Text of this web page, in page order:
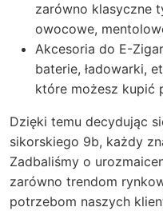
zarówno klasyczne
owocowe,
Akcesoria do E-
baterie, ładowarki,
które możesz kupić
Dzięki temu decydując
sikorskiego 9b, każdy
Zadbaliśmy o
zarówno trendom
potrzebom naszych